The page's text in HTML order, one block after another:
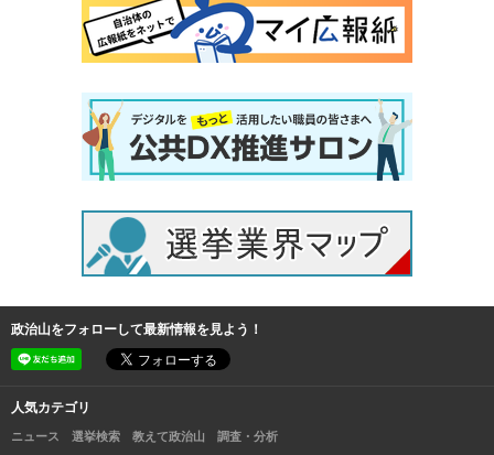
政治山をフォローして最新情報を見よう！
人気カテゴリ
ニュース 選挙検索 教えて政治山 調査・分析